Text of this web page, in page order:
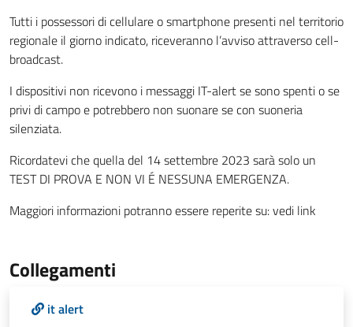
Tutti i possessori di cellulare o smartphone presenti nel territorio
regionale il giorno indicato, riceveranno l’avviso attraverso cell-
broadcast.
I dispositivi non ricevono i messaggi IT-alert se sono spenti o se
privi di campo e potrebbero non suonare se con suoneria
silenziata.
Ricordatevi che quella del 14 settembre 2023 sarà solo un
TEST DI PROVA E NON VI É NESSUNA EMERGENZA.
Maggiori informazioni potranno essere reperite su: vedi link
Collegamenti
it alert